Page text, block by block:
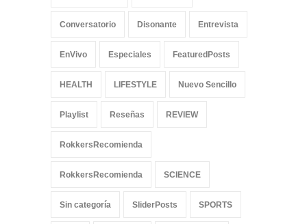
Conversatorio Disonante Entrevista
EnVivo Especiales FeaturedPosts
HEALTH LIFESTYLE Nuevo Sencillo
Playlist Reseñas REVIEW
RokkersRecomienda
RokkersRecomienda SCIENCE
Sin categoría SliderPosts SPORTS